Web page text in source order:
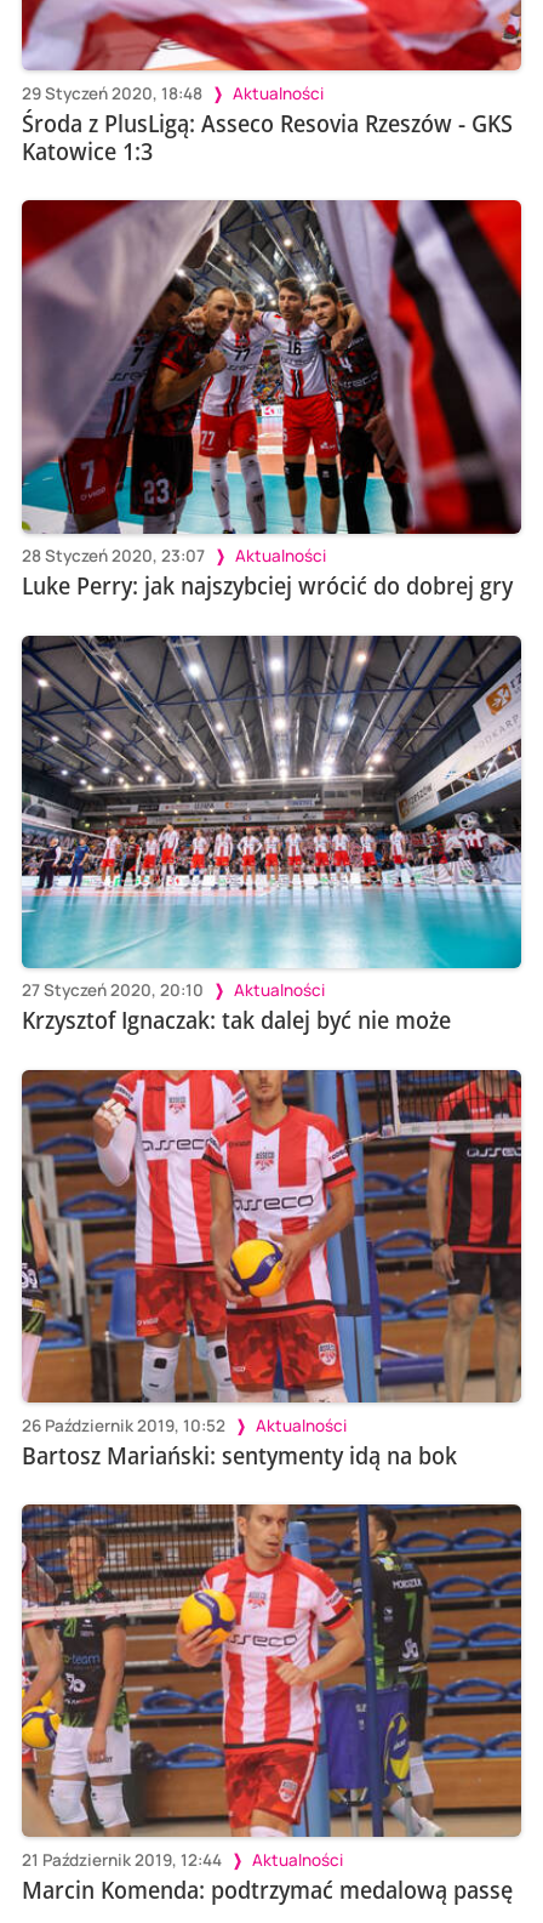
29 Styczeń 2020, 18:48 Aktualności
Środa z PlusLigą: Asseco Resovia Rzeszów - GKS
Katowice 1:3
28 Styczeń 2020, 23:07 Aktualności
Luke Perry: jak najszybciej wrócić do dobrej gry
27 Styczeń 2020, 20:10 Aktualności
Krzysztof Ignaczak: tak dalej być nie może
26 Październik 2019, 10:52 Aktualności
Bartosz Mariański: sentymenty idą na bok
21 Październik 2019, 12:44 Aktualności
Marcin Komenda: podtrzymać medalową passę